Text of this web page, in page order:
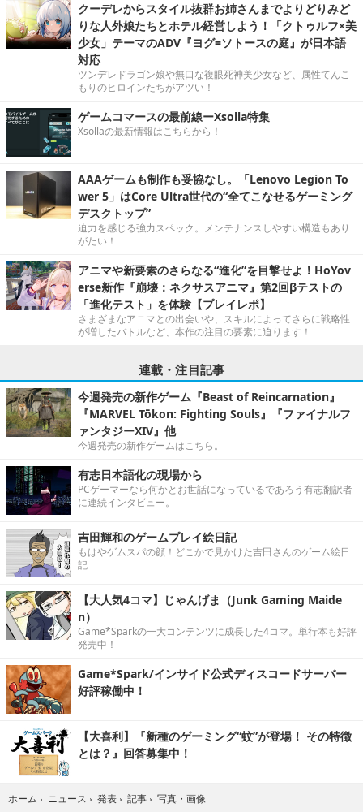
クーデレからスタイル抜群お姉さんまでよりどりみど
りな人外娘たちとホテル経営しよう！「クトゥルフ×美
少女」テーマのADV『ヨグ=ソトースの庭』が日本語
対応
ツンデレドラゴン娘や無口な複眼死神美少女など、属性てんこ
もりのヒロインたちがアツい！
ゲームコマースの最前線ーXsolla特集
Xsollaの最新情報はこちらから！
AAAゲームも制作も妥協なし。「Lenovo Legion To
wer 5」はCore Ultra世代の“全てこなせるゲーミング
デスクトップ”
迫力を感じる強力スペック。メンテナンスしやすい構造もあり
がたい！
アニマや新要素のさらなる“進化”を目撃せよ！HoYov
erse新作『崩壊：ネクサスアニマ』第2回βテストの
「進化テスト」を体験【プレイレポ】
さまざまなアニマとの出会いや、スキルによってさらに戦略性
が増したバトルなど、本作の注目の要素に迫ります！
連載・注目記事
今週発売の新作ゲーム『Beast of Reincarnation』
『MARVEL Tōkon: Fighting Souls』『ファイナルフ
ァンタジーXIV』他
今週発売の新作ゲームはこちら。
有志日本語化の現場から
PCゲーマーなら何かとお世話になっているであろう有志翻訳者
に連続インタビュー。
吉田輝和のゲームプレイ絵日記
もはやゲムスパの顔！どこかで見かけた吉田さんのゲーム絵日
記
【大人気4コマ】じゃんげま（Junk Gaming Maide
n）
Game*Sparkの一大コンテンツに成長した4コマ。単行本も好評
発売中！
Game*Spark/インサイド公式ディスコードサーバー
好評稼働中！
【大喜利】『新種のゲーミング“蚊”が登場！ その特徴
とは？』回答募集中！
ホーム › ニュース › 発表 › 記事 › 写真・画像